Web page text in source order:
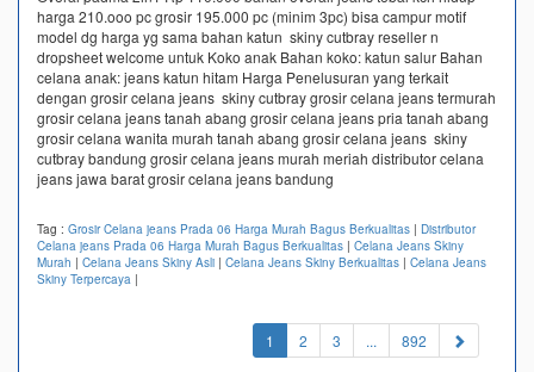
harga 210.ooo pc grosir 195.000 pc (minim 3pc) bisa campur motif
model dg harga yg sama bahan katun skiny cutbray reseller n
dropsheet welcome untuk Koko anak Bahan koko: katun salur Bahan
celana anak: jeans katun hitam Harga Penelusuran yang terkait
dengan grosir celana jeans skiny cutbray grosir celana jeans termurah
grosir celana jeans tanah abang grosir celana jeans pria tanah abang
grosir celana wanita murah tanah abang grosir celana jeans skiny
cutbray bandung grosir celana jeans murah meriah distributor celana
jeans jawa barat grosir celana jeans bandung
Tag : Grosir Celana jeans Prada 06 Harga Murah Bagus Berkualitas | Distributor
Celana jeans Prada 06 Harga Murah Bagus Berkualitas | Celana Jeans Skiny
Murah | Celana Jeans Skiny Asli | Celana Jeans Skiny Berkualitas | Celana Jeans
Skiny Terpercaya |
1 (current)
2 3 ... 892